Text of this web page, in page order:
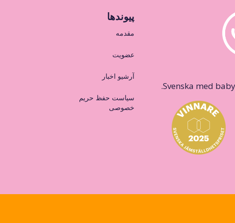
Svenska med
پیوندها
مقدمه
عضویت
آرشیو اخبار
سیاست حفظ حریم
خصوصی